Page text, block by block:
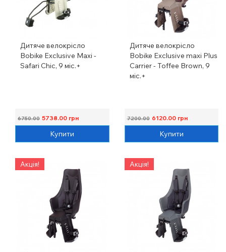
Дитяче велокрісло
Bobike Exclusive Maxi -
Safari Chic, 9 міс.+
6750.00 5738.00 грн
Купити
Дитяче велокрісло
Bobike Exclusive maxi Plus
Carrier - Toffee Brown, 9
міс.+
7200.00 6120.00грн
Купити
Акція! Акція!